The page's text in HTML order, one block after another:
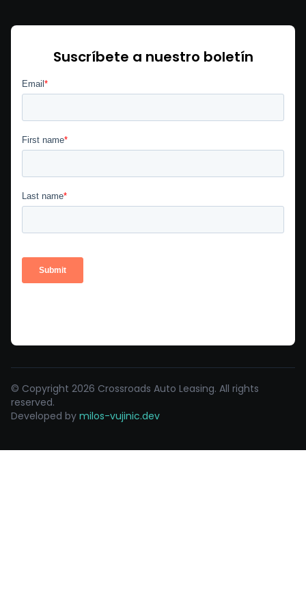
Suscríbete a nuestro boletín
© Copyright 2026 Crossroads Auto Leasing. All rights
reserved.
Developed by milos-vujinic.dev